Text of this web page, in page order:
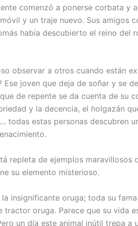
comenzó a ponerse corbata y
y un traje nuevo. Sus amigos
había descubierto el reino del
observar a otros cuando están
Ese joven que deja de soñar y se
de repente se da cuenta de su
y la decencia, el holgazán
todas estas personas descubren
repleta de ejemplos maravillosos
su elemento misterioso.
la insignificante oruga; toda su
tractor oruga. Parece que su vida
un día este animal inútil trepa a